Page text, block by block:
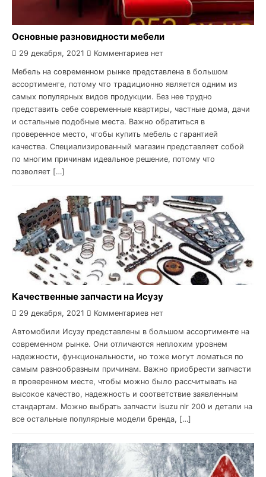
Основные разновидности мебели
29 декабря, 2021 Комментариев нет
Мебель на современном рынке представлена в большом
ассортименте, потому что традиционно является одним из
самых популярных видов продукции. Без нее трудно
представить себе современные квартиры, частные дома, дачи
и остальные подобные места. Важно обратиться в
проверенное место, чтобы купить мебель с гарантией
качества. Специализированный магазин представляет собой
по многим причинам идеальное решение, потому что
позволяет […]
Качественные запчасти на Исузу
29 декабря, 2021 Комментариев нет
Автомобили Исузу представлены в большом ассортименте на
современном рынке. Они отличаются неплохим уровнем
надежности, функциональности, но тоже могут ломаться по
самым разнообразным причинам. Важно приобрести запчасти
в проверенном месте, чтобы можно было рассчитывать на
высокое качество, надежность и соответствие заявленным
стандартам. Можно выбрать запчасти isuzu nlr 200 и детали на
все остальные популярные модели бренда, […]